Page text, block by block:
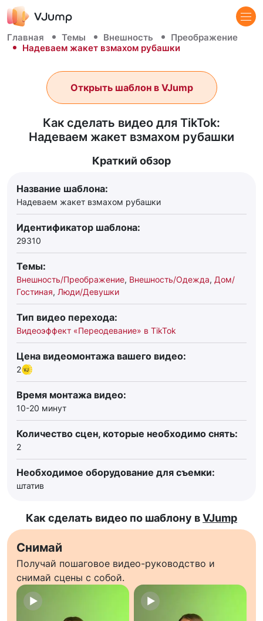
Главная Темы Внешность
Преображение
Надеваем жакет взмахом рубашки
Как сделать видео для TikTok:
Надеваем жакет взмахом рубашки
Открыть шаблон в VJump
Краткий обзор
Название шаблона:
Надеваем жакет взмахом рубашки
Идентификатор шаблона:
29310
Темы:
Внешность/Преображение, Внешность/Одежда, Дом/
Гостиная, Люди/Девушки
Тип видео перехода:
Видеоэффект «Переодевание» в TikTok
Цена видеомонтажа вашего видео:
2
Время монтажа видео:
10-20 минут
Количество сцен, которые необходимо снять:
2
Необходимое оборудование для съемки:
штатив
Как сделать видео по шаблону вVJump
Снимай
Получай пошаговое видео-руководство и
снимай сцены с собой.